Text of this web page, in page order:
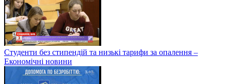
Студенти без стипендій та низькі тарифи за опалення –
Економічні новини